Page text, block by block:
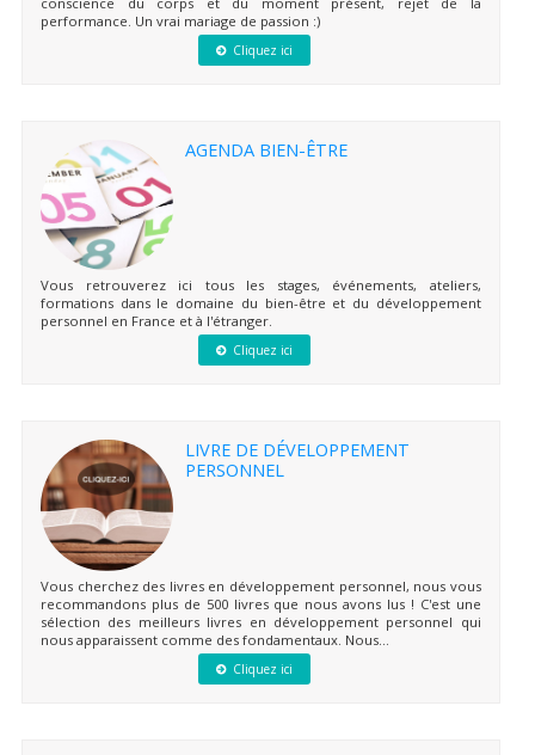
performance. Un vrai mariage de passion :)
Cliquez ici
AGENDA BIEN-ÊTRE
Vous retrouverez ici tous les stages, événements, ateliers,
formations dans le domaine du bien-être et du développement
personnel en France et à l'étranger.
Cliquez ici
LIVRE DE DÉVELOPPEMENT
PERSONNEL
Vous cherchez des livres en développement personnel, nous vous
recommandons plus de 500 livres que nous avons lus ! C'est une
sélection des meilleurs livres en développement personnel qui
nous apparaissent comme des fondamentaux. Nous...
Cliquez ici